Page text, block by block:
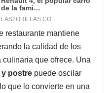
restaurante mantiene
la calidad de los
que ofrece. Una
y postre puede oscilar
lo que lo convierte en una